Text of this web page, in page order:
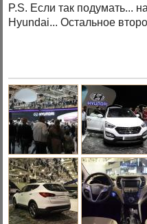
P.S. Если так подумать...
Hyundai... Остальное